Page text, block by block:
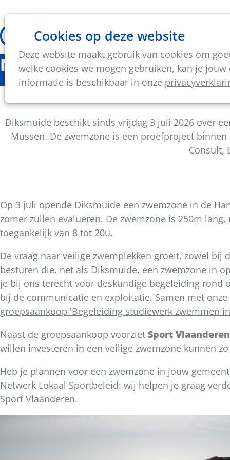
Cookies op deze website
Deze website maakt gebruik van cookies om
welke cookies we mogen gebruiken, kan je
informatie is beschikbaar in onze
Thema's Vorming &
Nieuws
Diksmuide beschikt sinds vrijdag 3 juli 2026 over
Mussen. De zwemzone is een proefproject
Consult,
Op 3 juli opende Diksmuide een zwemzone in de
zomer zullen evalueren. De zwemzone is 250m
toegankelijk van 8 tot 20u.
De vraag naar veilige zwemplekken groeit, zowel
besturen die, net als Diksmuide, een zwemzone in
je bij ons terecht voor deskundige begeleiding
bij de communicatie en exploitatie. Samen met
groepsaankoop 'Begeleiding studiewerk zwemmen
Naast de groepsaankoop voorziet Sport Vlaanderen
willen investeren in een veilige zwemzone kunnen
Heb je plannen voor een zwemzone in jouw
Netwerk Lokaal Sportbeleid: wij helpen je graag
Sport Vlaanderen.
Deel
dit
bericht